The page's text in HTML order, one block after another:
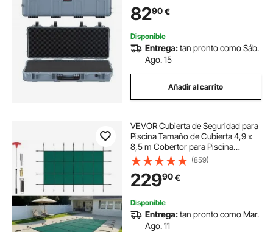
Viajes en Avión y Tren
8290€
Disponible
Entrega:tan pronto como Sáb.
Ago. 15
Añadir al carrito
VEVOR Cubierta de Seguridad para
Piscina Tamaño de Cubierta 4,9 x
8,5 m Cobertor para Piscina
Rectangular Tamaño de Piscina 4,3
x 7,9 m Lona de Piscina para
Piscinas Enterradas de Hogar
Jardín Hotel
(859)
22990€
Disponible
Entrega:tan pronto como Mar.
Ago. 11